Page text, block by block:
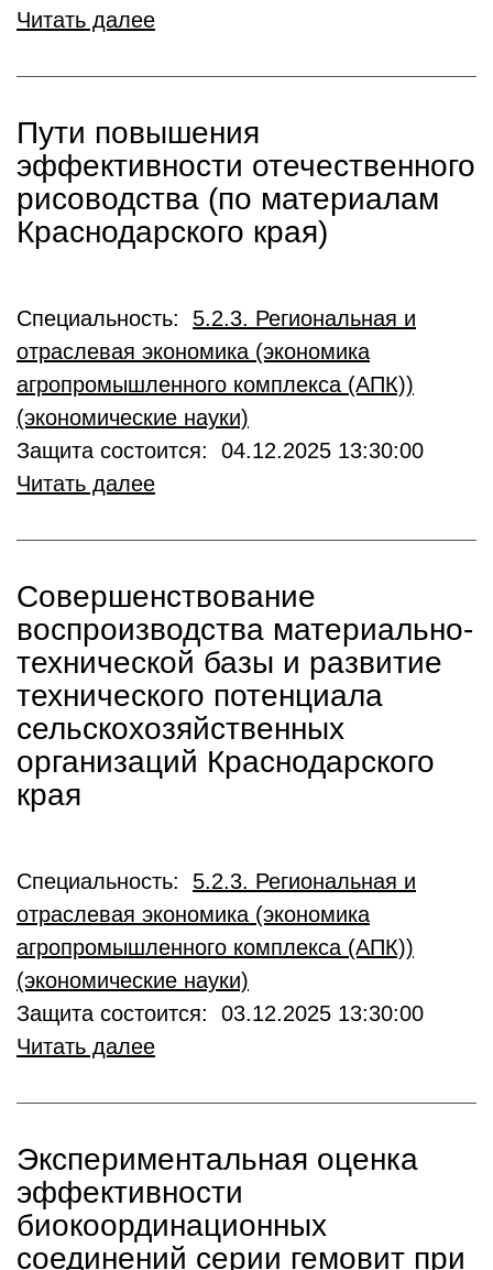
Читать далее
Пути повышения
эффективности отечественного
рисоводства (по материалам
Краснодарского края)
Специальность: 5.2.3. Региональная и
отраслевая экономика (экономика
агропромышленного комплекса (АПК))
(экономические науки)
Защита состоится: 04.12.2025 13:30:00
Читать далее
Совершенствование
воспроизводства материально-
технической базы и развитие
технического потенциала
сельскохозяйственных
организаций Краснодарского
края
Специальность: 5.2.3. Региональная и
отраслевая экономика (экономика
агропромышленного комплекса (АПК))
(экономические науки)
Защита состоится: 03.12.2025 13:30:00
Читать далее
Экспериментальная оценка
эффективности
биокоординационных
соединений серии гемовит при